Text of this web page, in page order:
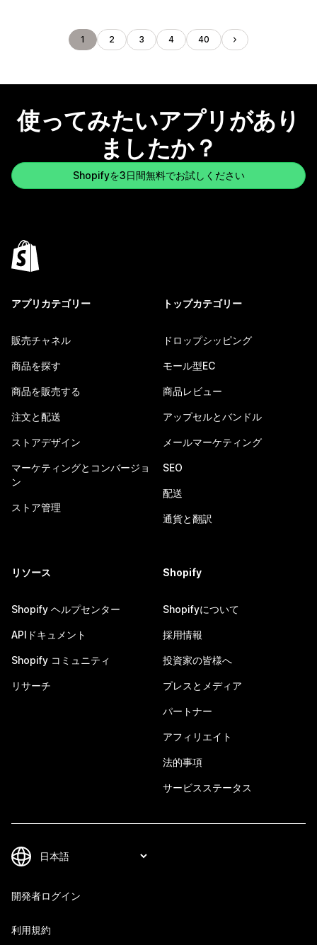
1 2 3 4 40
使ってみたいアプリがあり
ましたか？
Shopifyを3日間無料でお試しください
アプリカテゴリー
販売チャネル
商品を探す
商品を販売する
注文と配送
ストアデザイン
マーケティングとコンバージョ
ン
ストア管理
トップカテゴリー
ドロップシッピング
モール型EC
商品レビュー
アップセルとバンドル
メールマーケティング
SEO
配送
通貨と翻訳
リソース
Shopify ヘルプセンター
APIドキュメント
Shopify コミュニティ
リサーチ
Shopify
Shopifyについて
採用情報
投資家の皆様へ
プレスとメディア
パートナー
アフィリエイト
法的事項
サービスステータス
開発者ログイン
利用規約